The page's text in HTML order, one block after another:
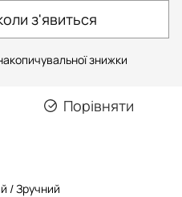
з'явиться
знижки
Порівняти
/ Зручний